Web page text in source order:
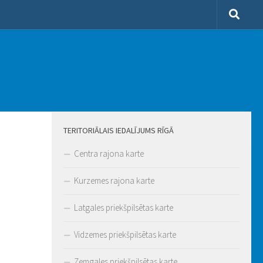
TERITORIĀLAIS IEDALĪJUMS RĪGĀ
Centra rajona karte
Kurzemes rajona karte
Latgales priekšpilsētas karte
Vidzemes priekšpilsētas karte